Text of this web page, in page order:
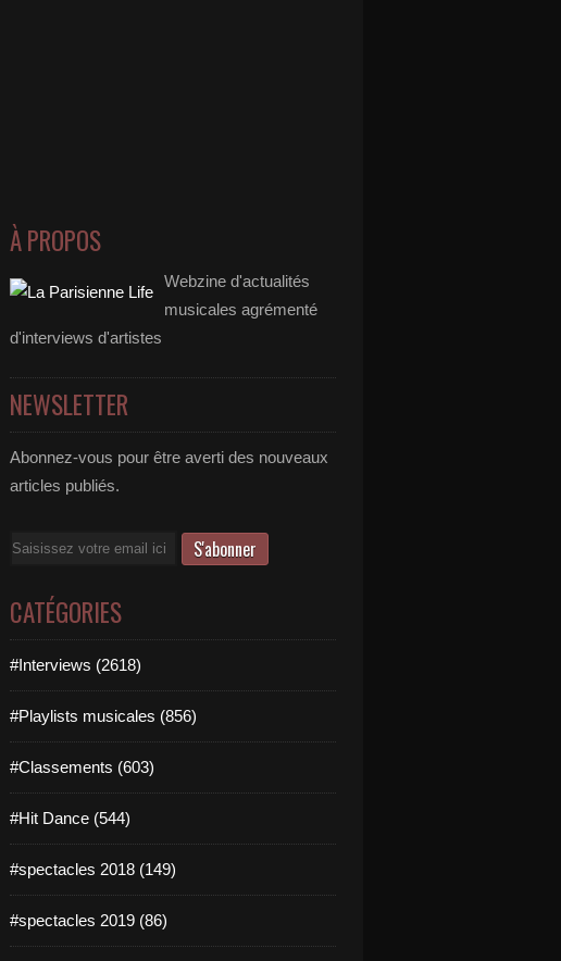
À PROPOS
Webzine d'actualités
musicales agrémenté
d'interviews d'artistes
NEWSLETTER
Abonnez-vous pour être averti des nouveaux
articles publiés.
Email
CATÉGORIES
#Interviews (2618)
#Playlists musicales (856)
#Classements (603)
#Hit Dance (544)
#spectacles 2018 (149)
#spectacles 2019 (86)